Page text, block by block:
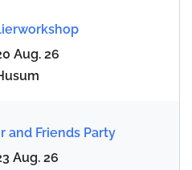
Aug. 26
and Friends Party
Aug. 26